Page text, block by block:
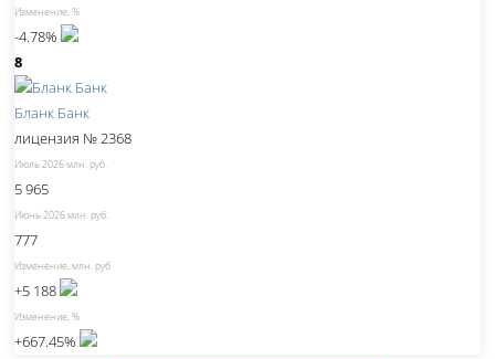
Изменение, %
-4.78%
8
Бланк Банк
лицензия № 2368
Июль 2026 млн. руб.
5 965
Июнь 2026 млн. руб.
777
Изменение, млн. руб
+5 188
Изменение, %
+667.45%